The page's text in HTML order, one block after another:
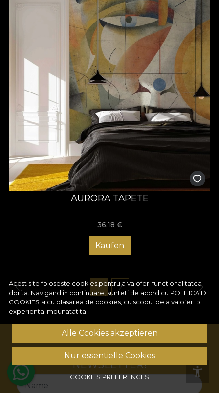
AURORA TAPETE
36,18 €
Kaufen
1 2
Acest site foloseste cookies pentru a va oferi functionalitatea
dorita. Navigand in continuare, sunteti de acord cu POLITICA DE
COOKIES si cu plasarea de cookies, cu scopul de a va oferi o
experienta imbunatatita.
Alle Cookies akzeptieren
Nur essentielle Cookies
COOKIES PREFERENCES
ABONNIEREN SIE UNSEREN
NEWSLETTER!
Name